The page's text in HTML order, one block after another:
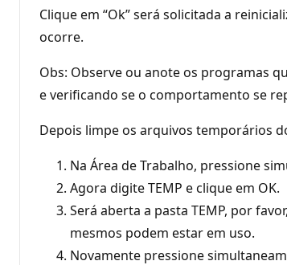
Clique em “Ok” será solicitada a
ocorre.
Obs: Observe ou anote os programas
e verificando se o comportamento se
Depois limpe os arquivos temporários
Na Área de Trabalho, pressione
Agora digite TEMP e clique em OK.
Será aberta a pasta TEMP, por
mesmos podem estar em uso.
Novamente pressione